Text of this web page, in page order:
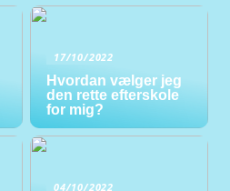
17/10/2022
Hvordan vælger jeg
den rette efterskole
for mig?
04/10/2022